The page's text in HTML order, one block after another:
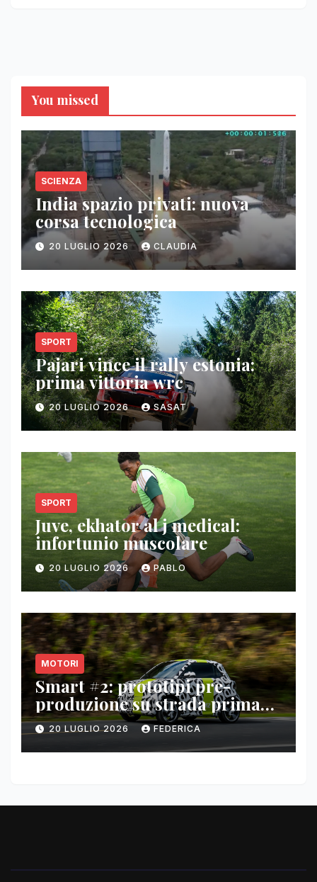
You missed
SCIENZA
India spazio privati: nuova
corsa tecnologica
20 LUGLIO 2026 CLAUDIA
SPORT
Pajari vince il rally estonia:
prima vittoria wrc
20 LUGLIO 2026 SASAT
SPORT
Juve, ekhator al j medical:
infortunio muscolare
20 LUGLIO 2026 PABLO
MOTORI
Smart #2: prototipi pre-
produzione su strada prima
del paris motor show 2026
20 LUGLIO 2026 FEDERICA